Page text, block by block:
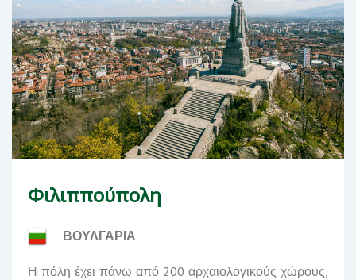
Φιλιππούπολη
ΒΟΥΛΓΑΡΙΑ
Η πόλη έχει πάνω από 200 αρχαιολογικούς χώρους,